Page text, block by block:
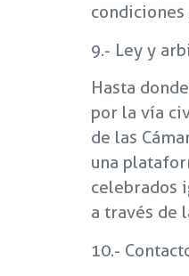
9.- Ley y
Hasta
por la vía
de las
una
celebrados
a través de
10.-